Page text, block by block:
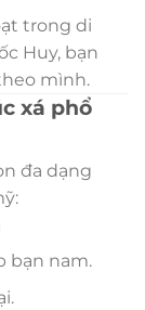
trong di
Huy, bạn
mình.
xá phổ
đa dạng
bạn nam.